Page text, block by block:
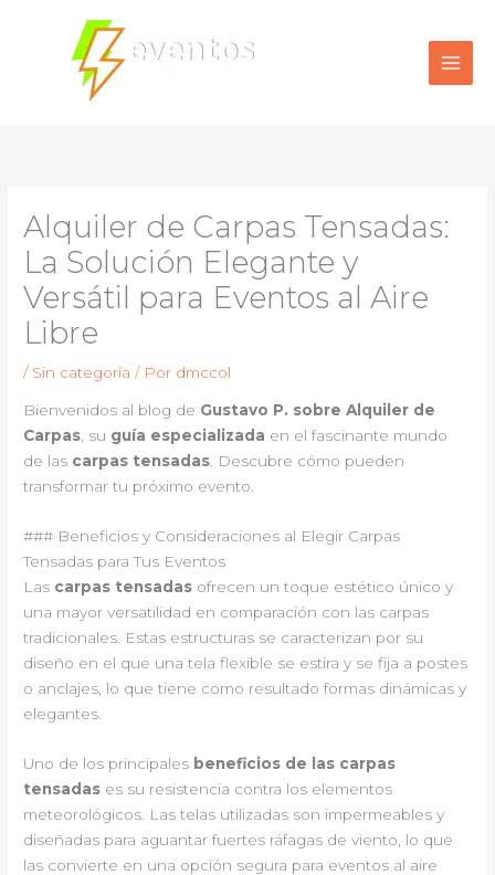
contenido
Alquiler de Carpas Tensadas:
La Solución Elegante y
Versátil para Eventos al Aire
Libre
/ Sin categoría / Por dmccol
Bienvenidos al blog de Gustavo P. sobre Alquiler de
Carpas, su guía especializada en el fascinante mundo
de las carpas tensadas. Descubre cómo pueden
transformar tu próximo evento.
### Beneficios y Consideraciones al Elegir Carpas
Tensadas para Tus Eventos
Las carpas tensadas ofrecen un toque estético único y
una mayor versatilidad en comparación con las carpas
tradicionales. Estas estructuras se caracterizan por su
diseño en el que una tela flexible se estira y se fija a postes
o anclajes, lo que tiene como resultado formas dinámicas y
elegantes.
Uno de los principales beneficios de las carpas
tensadas es su resistencia contra los elementos
meteorológicos. Las telas utilizadas son impermeables y
diseñadas para aguantar fuertes ráfagas de viento, lo que
las convierte en una opción segura para eventos al aire